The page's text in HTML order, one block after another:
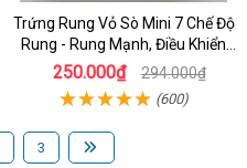
Trứng Rung Vỏ Sò Mini 7 Chế Độ
Rung - Rung Mạnh, Điều Khiển
Dễ Dàng, Dùng Pin
250.000₫ 294.000₫
(600)
3